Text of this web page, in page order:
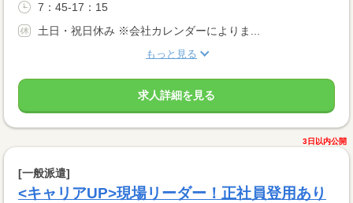
7：45-17：15
土日・祝日休み ※会社カレンダーによりま...
もっと見る
求人詳細を見る
3日以内公開
[一般派遣]
<キャリアUP>現場リーダー！正社員登用あり